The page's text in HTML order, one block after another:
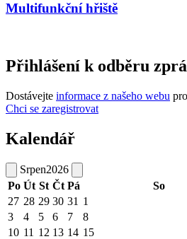
Multifunkční hřiště
Přihlášení k odběru
Dostávejte informace z našeho webu
Chci se zaregistrovat
Kalendář
Srpen2026
Po Út St Čt Pá So
27 28 29 30 31 1
3
4 5 6 7 8
10 11 12 13 14 15